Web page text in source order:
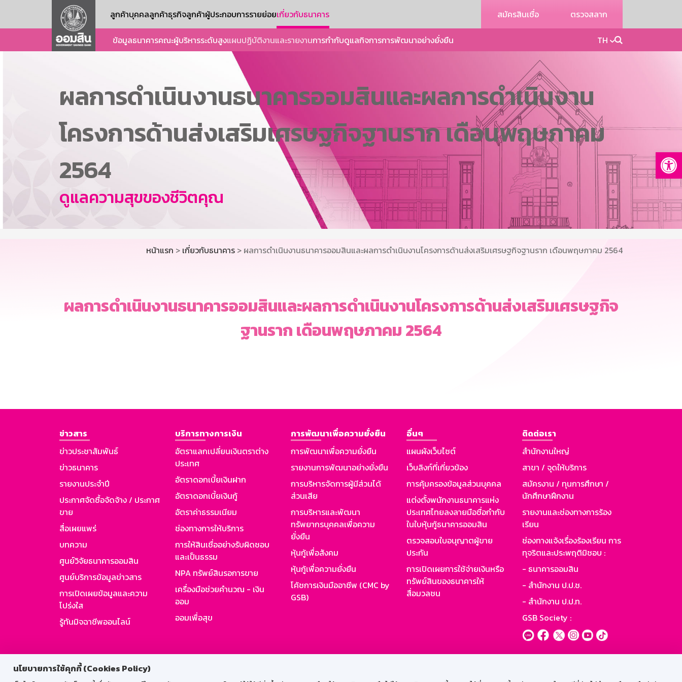
นโยบายการใช้คุกกี้ (Cookies Policy)
ลูกค้าบุคคลลูกค้าธุรกิจลูกค้าผู้ประกอบการรายย่อยเกี่ยวกับธนาคาร สมัครสินเชื่อ ตรวจสลาก
ข้อมูลธนาคารคณะผู้บริหารระดับสูงแผนปฏิบัติงานและรายงานการกำกับดูแลกิจการการพัฒนาอย่างยั่งยืน TH
ผลการดำเนินงานธนาคารออมสินและผลการดำเนินงาน
โครงการด้านส่งเสริมเศรษฐกิจฐานราก เดือนพฤษภาคม
2564
ดูแลความสุขของชีวิตคุณ
หน้าแรก > เกี่ยวกับธนาคาร > ผลการดำเนินงานธนาคารออมสินและผลการดำเนินงานโครงการด้านส่งเสริมเศรษฐกิจฐานราก เดือนพฤษภาคม 2564
ผลการดำเนินงานธนาคารออมสินและผลการดำเนินงานโครงการด้านส่งเสริมเศรษฐกิจ
ฐานราก เดือนพฤษภาคม 2564
ข่าวสาร
ข่าวประชาสัมพันธ์
ข่าวธนาคาร
รายงานประจำปี
ประกาศจัดซื้อจัดจ้าง / ประกาศ
ขาย
สื่อเผยแพร่
บทความ
ศูนย์วิจัยธนาคารออมสิน
ศูนย์บริการข้อมูลข่าวสาร
การเปิดเผยข้อมูลและความ
โปร่งใส
รู้ทันมิจฉาชีพออนไลน์
บริการทางการเงิน
อัตราแลกเปลี่ยนเงินตราต่าง
ประเทศ
อัตราดอกเบี้ยเงินฝาก
อัตราดอกเบี้ยเงินกู้
อัตราค่าธรรมเนียม
ช่องทางการให้บริการ
การให้สินเชื่ออย่างรับผิดชอบ
และเป็นธรรม
NPA ทรัพย์สินรอการขาย
เครื่องมือช่วยคำนวณ - เงิน
ออม
ออมเพื่อสุข
การพัฒนาเพื่อความยั่งยืน
การพัฒนาเพื่อความยั่งยืน
รายงานการพัฒนาอย่างยั่งยืน
การบริหารจัดการผู้มีส่วนได้
ส่วนเสีย
การบริหารและพัฒนา
ทรัพยากรบุคคลเพื่อความ
ยั่งยืน
หุ้นกู้เพื่อสังคม
หุ้นกู้เพื่อความยั่งยืน
โค้ชการเงินมืออาชีพ (CMC by
GSB)
อื่นๆ
แผนผังเว็บไซต์
เว็บลิงก์ที่เกี่ยวข้อง
การคุ้มครองข้อมูลส่วนบุคคล
แต่งตั้งพนักงานธนาคารแห่ง
ประเทศไทยลงลายมือชื่อกำกับ
ในใบหุ้นกู้ธนาคารออมสิน
ตรวจสอบใบอนุญาตผู้ขาย
ประกัน
การเปิดเผยการใช้จ่ายเงินหรือ
ทรัพย์สินของธนาคารให้
สื่อมวลชน
ติดต่อเรา
สำนักงานใหญ่
สาขา / จุดให้บริการ
สมัครงาน / ทุนการศึกษา /
นักศึกษาฝึกงาน
รายงานและช่องทางการร้อง
เรียน
ช่องทางแจ้งเรื่องร้องเรียน การ
ทุจริตและประพฤติมิชอบ :
- ธนาคารออมสิน
- สำนักงาน ป.ป.ช.
- สำนักงาน ป.ป.ท.
GSB Society :